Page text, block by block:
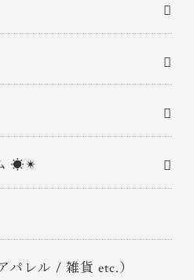
☀︎✴︎
パレル / 雑貨 etc.）